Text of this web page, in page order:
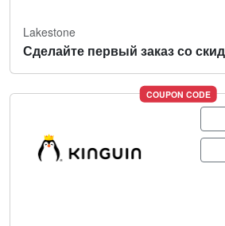
Lakestone
Сделайте первый заказ со
COUPON CODE